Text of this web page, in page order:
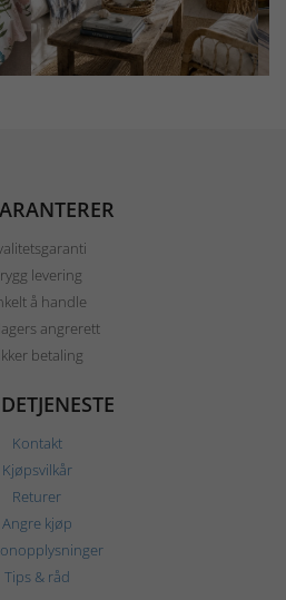
levering
å handle
angrerett
betaling
Kontakt
Kjøpsvilkår
Returer
Angre kjøp
Tips & råd